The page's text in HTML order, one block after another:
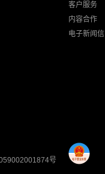
客户服务
内容合作
电子新闻信
号